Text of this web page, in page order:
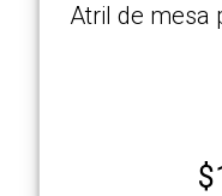
Atril de mesa
$